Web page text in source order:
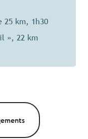
25 km, 1h30
», 22 km